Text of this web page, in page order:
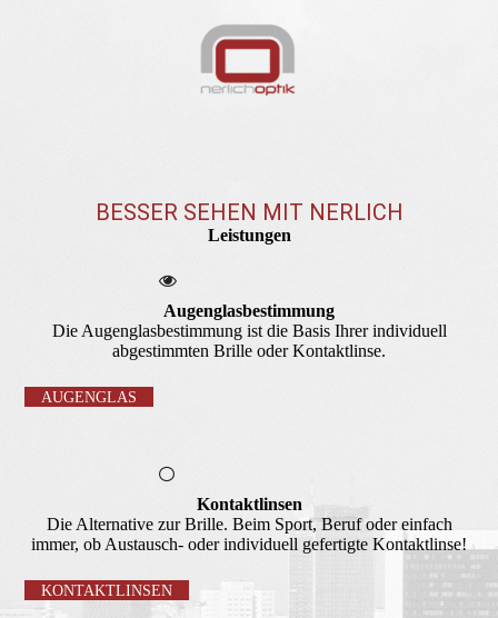
BESSER SEHEN MIT NERLICH
Leistungen
Augenglasbestimmung
Die Augenglasbestimmung ist die Basis Ihrer individuell
abgestimmten Brille oder Kontaktlinse.
AUGENGLAS
Kontaktlinsen
Die Alternative zur Brille. Beim Sport, Beruf oder einfach
immer, ob Austausch- oder individuell gefertigte Kontaktlinse!
KONTAKTLINSEN